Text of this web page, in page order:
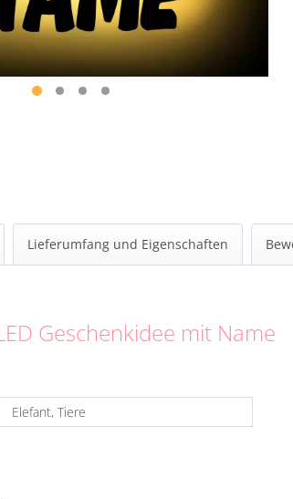
Lieferumfang und Eigenschaften
Geschenkidee mit Name
Elefant, Tiere